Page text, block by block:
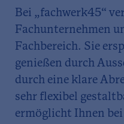
Bei „fachwerk45“
Fachunternehmen
Fachbereich. Sie
genießen durch
durch eine klare
sehr flexibel
ermöglicht Ihnen bei